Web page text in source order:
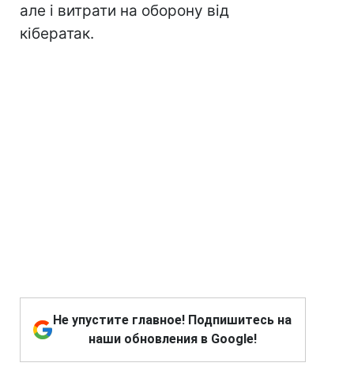
але і витрати на оборону від
кібератак.
Не упустите главное! Подпишитесь на
наши обновления в Google!